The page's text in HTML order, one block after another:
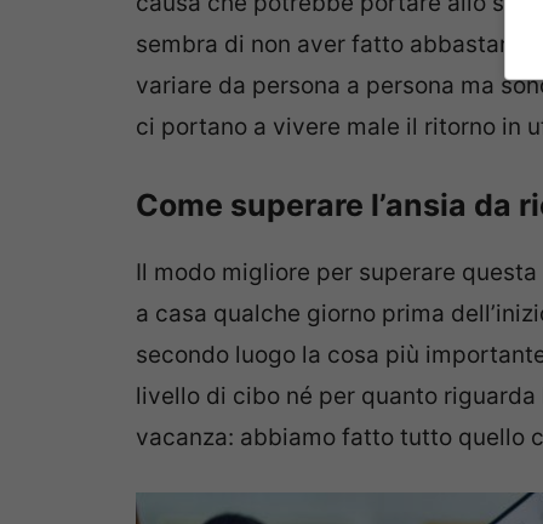
sembra di non aver fatto
variare da persona a persona ma
ci portano a vivere male il ritorno in
Come superare l’ansia da
Il modo migliore per superare
a casa qualche giorno prima
secondo luogo la cosa più
livello di cibo né per quanto
vacanza: abbiamo fatto tutto quello